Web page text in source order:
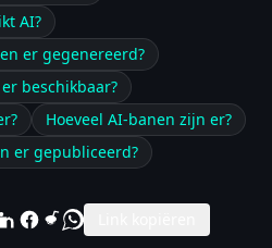
AI?
er gegenereerd?
beschikbaar?
Hoeveel AI-banen zijn er?
er gepubliceerd?